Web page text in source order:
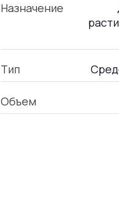
Назначение
Тип
Объем